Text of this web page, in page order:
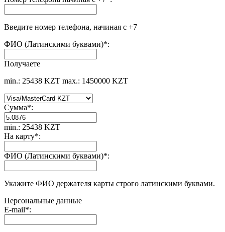
Введите номер телефона, начиная с +7
ФИО (Латинскими буквами)*:
Получаете
min.: 25438 KZT max.: 1450000 KZT
Сумма*:
min.: 25438 KZT
На карту*:
ФИО (Латинскими буквами)*:
Укажите ФИО держателя карты строго латинскими буквами.
Персональные данные
E-mail*: